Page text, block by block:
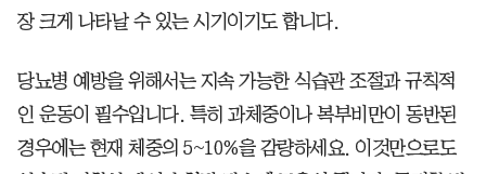
장 크게 나타날 수 있는 시기이기도 합니다.
당뇨병 예방을 위해서는 지속 가능한 식습관 조절과 규칙적
인 운동이 필수입니다. 특히 과체중이나 복부비만이 동반된
경우에는 현재 체중의 5~10%을 감량하세요. 이것만으로도